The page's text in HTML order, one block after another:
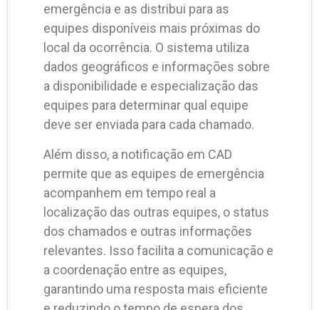
emergência e as distribui para as
equipes disponíveis mais próximas do
local da ocorrência. O sistema utiliza
dados geográficos e informações sobre
a disponibilidade e especialização das
equipes para determinar qual equipe
deve ser enviada para cada chamado.
Além disso, a notificação em CAD
permite que as equipes de emergência
acompanhem em tempo real a
localização das outras equipes, o status
dos chamados e outras informações
relevantes. Isso facilita a comunicação e
a coordenação entre as equipes,
garantindo uma resposta mais eficiente